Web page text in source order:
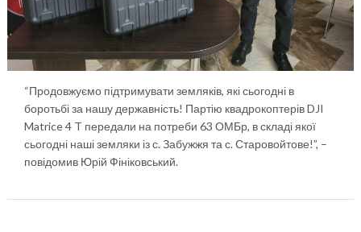
“Продовжуємо підтримувати земляків, які сьогодні в
боротьбі за нашу державність! Партію квадрокоптерів DJI
Matrice 4 T передали на потреби 63 ОМБр, в складі якої
сьогодні наші земляки із с. Забужжя та с. Старовойтове!”, –
повідомив Юрій Фініковський.